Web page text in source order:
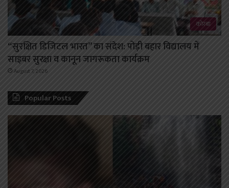
कोरबा
“सुरक्षित डिजिटल भारत” का संदेश: पोड़ी बहार विद्यालय में
साइबर सुरक्षा व कानून जागरूकता कार्यक्रम
August 7, 2026
Popular Posts